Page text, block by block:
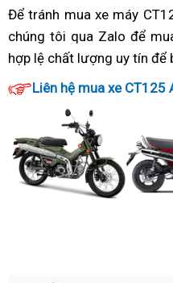
tín
2023
hiện
phân
phối
Honda
2023
tín
thao
mới
Để tránh mua xe máy
chúng tôi qua Zalo để
hợp lệ giá
thành
CT125
2023
hiện
nay
chất lượng uy tín tiết
để
Liên hệ mua xe CT125